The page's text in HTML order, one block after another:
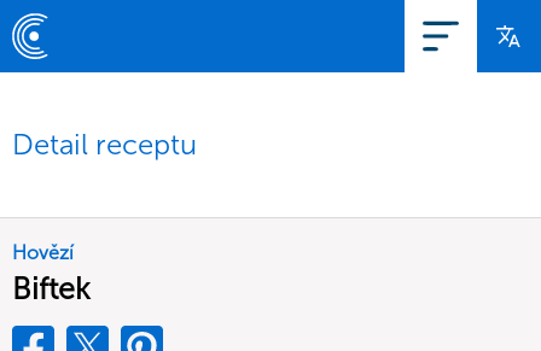
Detail receptu
Hovězí
Biftek